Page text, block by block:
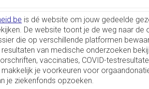
is dé website om jouw gedeelde
De website toont je de weg naar de
die op verschillende platformen
van medische onderzoeken
vaccinaties, COVID-
je voorkeuren voor
je ziekenfonds opzoeken.